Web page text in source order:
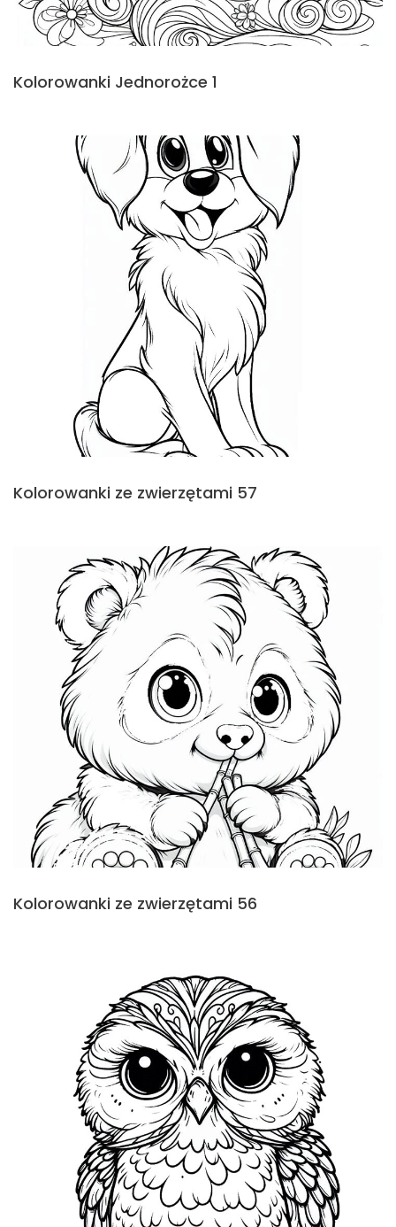
Kolorowanki Jednorożce 1
Kolorowanki ze zwierzętami 57
Kolorowanki ze zwierzętami 56